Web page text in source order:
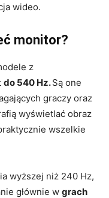
wideo.
monitor?
z
do 540 Hz.Są one
graczy oraz
wyświetlać obraz
wszelkie
wyższej niż 240 Hz,
głównie w grach